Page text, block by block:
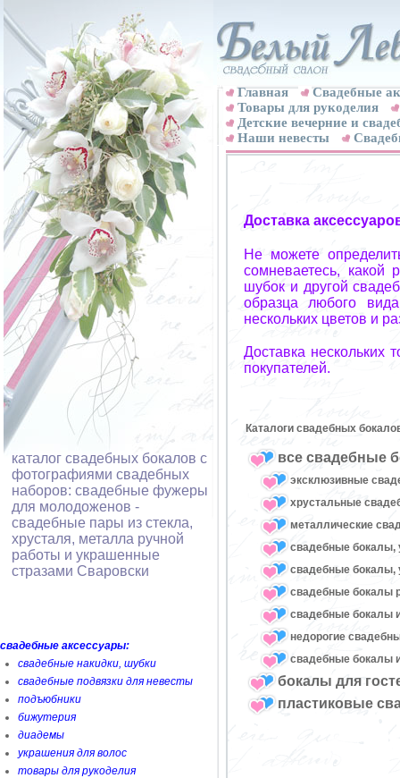
каталог свадебных бокалов с
фотографиями свадебных
наборов: свадебные фужеры
для молодоженов -
свадебные пары из стекла,
хрусталя, металла ручной
работы и украшенные
стразами Сваровски
свадебные аксессуары:
свадебные накидки, шубки
свадебные подвязки для невесты
подъюбники
бижутерия
диадемы
украшения для волос
товары для рукоделия
Главная
Свадебные
Товары для рукоделия
Детские вечерние и
Наши невесты
Доставка
Не можете
сомневаетесь, какой
шубок и другой
образца любого
нескольких цветов и
Доставка нескольких
покупателей.
Каталоги свадебных
все свадебные
эксклюзивные
хрустальные
металлические
свадебные бокалы,
свадебные бокалы,
свадебные бокалы
свадебные бокалы
недорогие
свадебные бокалы
бокалы для
пластиковые